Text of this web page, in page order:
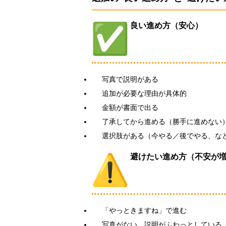
良い進め方（安心）
写真で説明がある
追加が必要な理由が具体的
金額が書面で出る
了承してから進める（勝手に進めない）
選択肢がある（今やる／後でやる、な
避けたい進め方（不安が増
「やっときますね」で進む